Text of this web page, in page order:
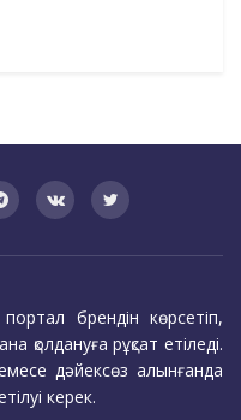
брендін көрсетіп,
қолдануға рұқсат етіледі.
дәйексөз алынғанда
керек.